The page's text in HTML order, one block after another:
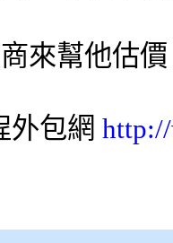
來幫他估價
外包網